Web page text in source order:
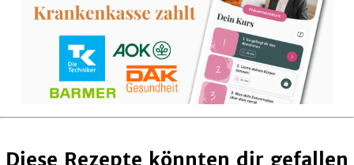
Diese Rezepte könnten dir gefallen